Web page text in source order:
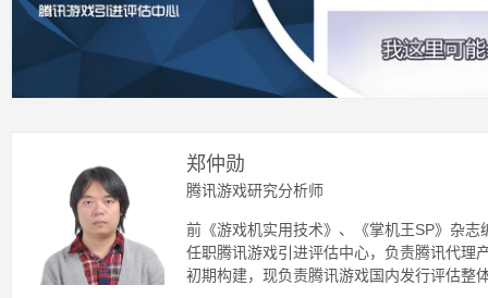
郑仲勋
腾讯游戏研究分析师
前《游戏机实用技术》、《掌机王SP》杂
任职腾讯游戏引进评估中心，负责腾讯代理
初期构建，现负责腾讯游戏国内发行评估整